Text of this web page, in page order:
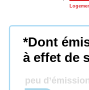
*Dont
à effet de
peu